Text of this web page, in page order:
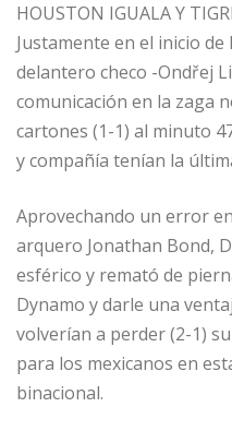
HOUSTON IGUALA Y
Justamente en el inicio
delantero checo -Ondřej
comunicación en la zaga
cartones (1-1) al minuto
y compañía tenían la
Aprovechando un error
arquero Jonathan Bond,
esférico y remató de
Dynamo y darle una
volverían a perder (2-1)
para los mexicanos en
binacional.